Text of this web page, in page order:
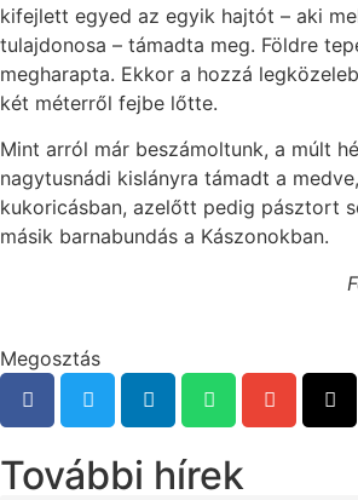
kifejlett egyed az egyik hajtót – aki
tulajdonosa – támadta meg. Földre
megharapta. Ekkor a hozzá
két méterről fejbe lőtte.
Mint arról már beszámoltunk, a múlt
nagytusnádi kislányra támadt a
kukoricásban, azelőtt pedig pásztort
másik barnabundás a Kászonokban.
Megosztás
További hírek